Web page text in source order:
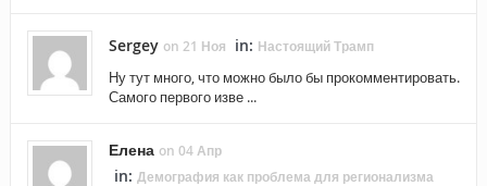
Sergey on 21 Ноя in: Настоящий Трамп
Ну тут много, что можно было бы прокомментировать.
Самого первого изве ...
Елена on 04 Апр
in: Демография как проблема для регионализма